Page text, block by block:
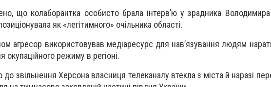
що колаборантка особисто брала інтерв’ю у зрадника
як «легітимного» очільника області.
агресор використовував медіаресурс для нав’язування людям
окупаційного режиму в регіоні.
до звільнення Херсона власниця телеканалу втекла з міста й наразі